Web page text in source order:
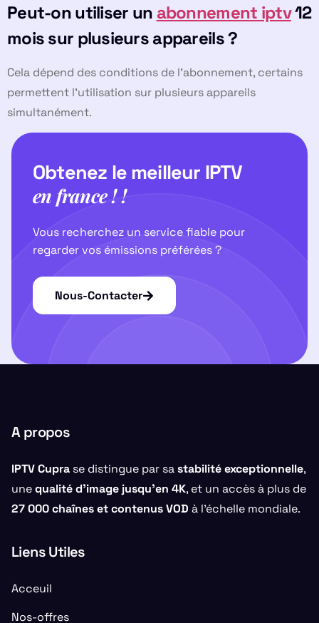
Peut-on utiliser un abonnement iptv12
mois sur plusieurs appareils ?
Cela dépend des conditions de l’abonnement, certains
permettent l’utilisation sur plusieurs appareils
simultanément.
Obtenez le meilleur IPTV
en france ! !
Vous recherchez un service fiable pour
regarder vos émissions préférées ?
Nous-Contacter
A propos
IPTV Cupra se distingue par sastabilité exceptionnelle,
unequalité d’image jusqu’en 4K, et un accès à plus de
27 000 chaînes et contenus VOD à l’échelle mondiale.
Liens Utiles
Acceuil
Nos-offres